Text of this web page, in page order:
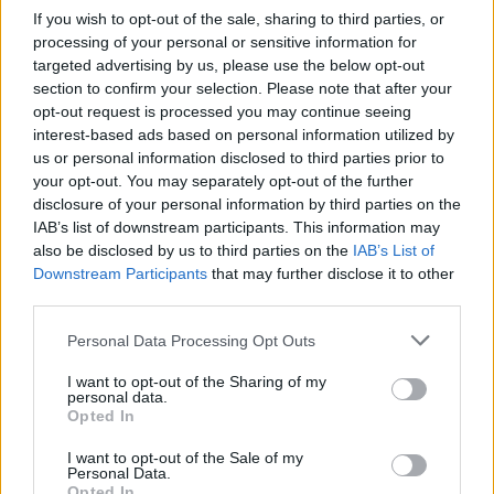
If you wish to opt-out of the sale, sharing to third parties, or
processing of your personal or sensitive information for
targeted advertising by us, please use the below opt-out
section to confirm your selection. Please note that after your
opt-out request is processed you may continue seeing
interest-based ads based on personal information utilized by
us or personal information disclosed to third parties prior to
your opt-out. You may separately opt-out of the further
disclosure of your personal information by third parties on the
IAB’s list of downstream participants. This information may
also be disclosed by us to third parties on the IAB’s List of
Downstream Participants that may further disclose it to other
Personal Data Processing Opt Outs
I want to opt-out of the Sharing of my
personal data.
Opted In
I want to opt-out of the Sale of my
Personal Data.
Permanente
Español
No
No
18 a 24
Permanente
Español
25 a 50
Permanente
Descargar el documento (PDF)
ListadoVacantes-Marzo-12-2012.pdf (PDF, 230 KB)
Descargar
Comparte el documento
Enlace a esta página